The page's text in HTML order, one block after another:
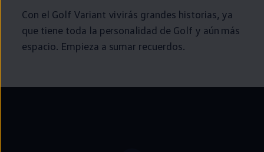
Con el Golf Variant vivirás grandes historias, ya
que tiene toda la personalidad de Golf y aún más
espacio. Empieza a sumar recuerdos.